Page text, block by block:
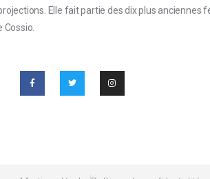
Elle fait partie des dix plus anciennes
Cossio.